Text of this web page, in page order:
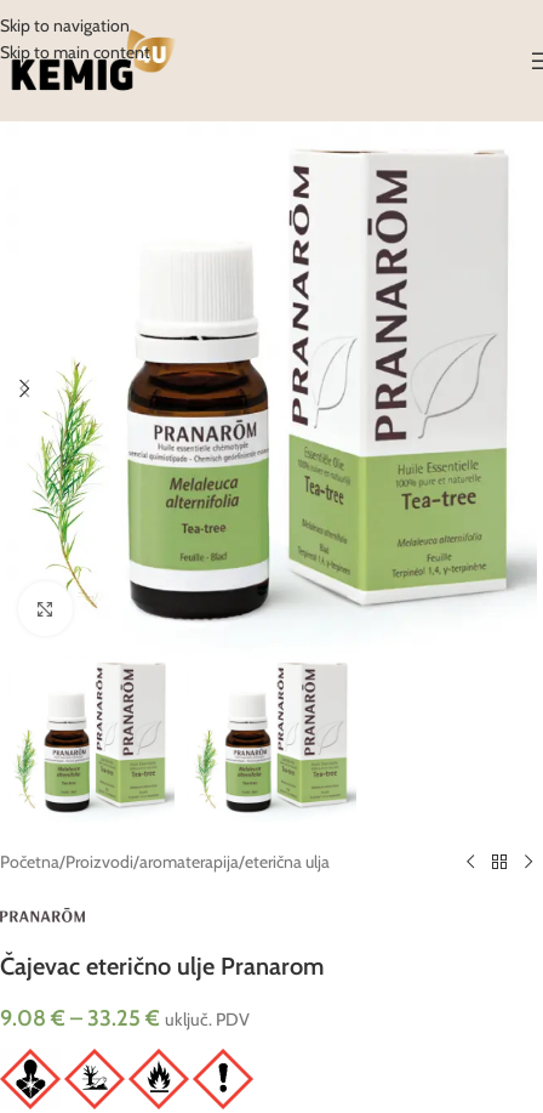
Skip to navigation
Skip to main content
Click to enlarge
Početna/Proizvodi/aromaterapija/eterična ulja
Čajevac eterično ulje Pranarom
9.08 € – 33.25 € uključ. PDV